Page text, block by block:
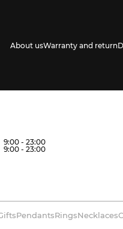
About usWarranty and return
9:00 - 23:00
9:00 - 23:00
PendantsRingsNecklaces